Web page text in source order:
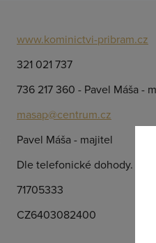
www.kominictvi-pribram.cz
321 021 737
736 217 360 - Pavel Máša -
masap@centrum.cz
Pavel Máša - majitel
Dle telefonické dohody.
71705333
CZ6403082400